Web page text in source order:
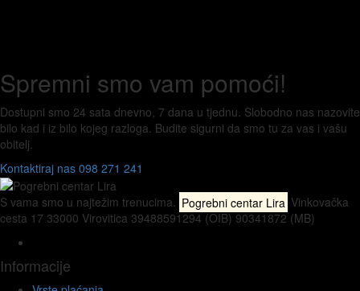
Spremni smo vam pomoći!
Dostupni smo 24 sata dnevno, 7 dana u tjednu. Slobodno nas nazovite
bilo kad i iz bilo kojeg razloga. Budite sigurni da smo tu za vas i vašu
obitelj.
Kontaktiraj nas 098 271 241
S vama smo u najtežim trenucima. Pogrebni centar Lira Vinkovačka
cesta 17 33000 Virovitica 39488591294 (OIB) 90341872 (MB)
Informacije